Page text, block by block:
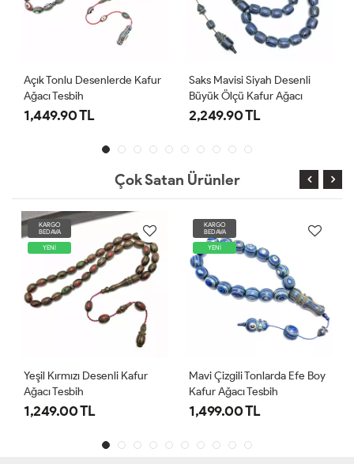
Açık Tonlu Desenlerde Kafur
Ağacı Tesbih
1,449.90 TL
Saks Mavisi Siyah Desenli
Büyük Ölçü Kafur Ağacı
Tesbih
2,249.90 TL
Çok Satan Ürünler
KARGO
BEDAVA
YENİ
Yeşil Kırmızı Desenli Kafur
Ağacı Tesbih
1,249.00 TL
KARGO
BEDAVA
YENİ
Mavi Çizgili Tonlarda Efe Boy
Kafur Ağacı Tesbih
1,499.00 TL